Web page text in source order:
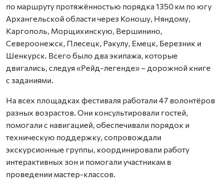
по маршруту протяжённостью порядка 1350 км по югу
Архангельской области через Коношу, Няндому,
Каргополь, Морщихинскую, Вершинино,
Североонежск, Плесецк, Ракулу, Емецк, Березник и
Шенкурск. Всего было два экипажа, которые
двигались, следуя «Рейд-легенде» – дорожной книге
с заданиями.
На всех площадках фестиваля работали 47 волонтёров
разных возрастов. Они консультировали гостей,
помогали с навигацией, обеспечивали порядок и
техническую поддержку, сопровождали
экскурсионные группы, координировали работу
интерактивных зон и помогали участникам в
проведении мастер-классов.